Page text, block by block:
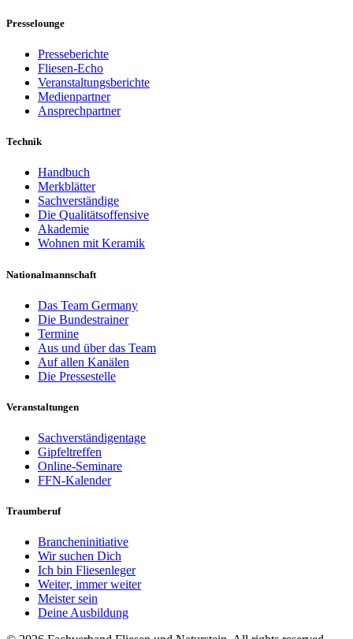
Presselounge
Presseberichte
Fliesen-Echo
Veranstaltungsberichte
Medienpartner
Ansprechpartner
Technik
Handbuch
Merkblätter
Sachverständige
Die Qualitätsoffensive
Akademie
Wohnen mit Keramik
Nationalmannschaft
Das Team Germany
Die Bundestrainer
Termine
Aus und über das Team
Auf allen Kanälen
Die Pressestelle
Veranstaltungen
Sachverständigentage
Gipfeltreffen
Online-Seminare
FFN-Kalender
Traumberuf
Brancheninitiative
Wir suchen Dich
Ich bin Fliesenleger
Weiter, immer weiter
Meister sein
Deine Ausbildung